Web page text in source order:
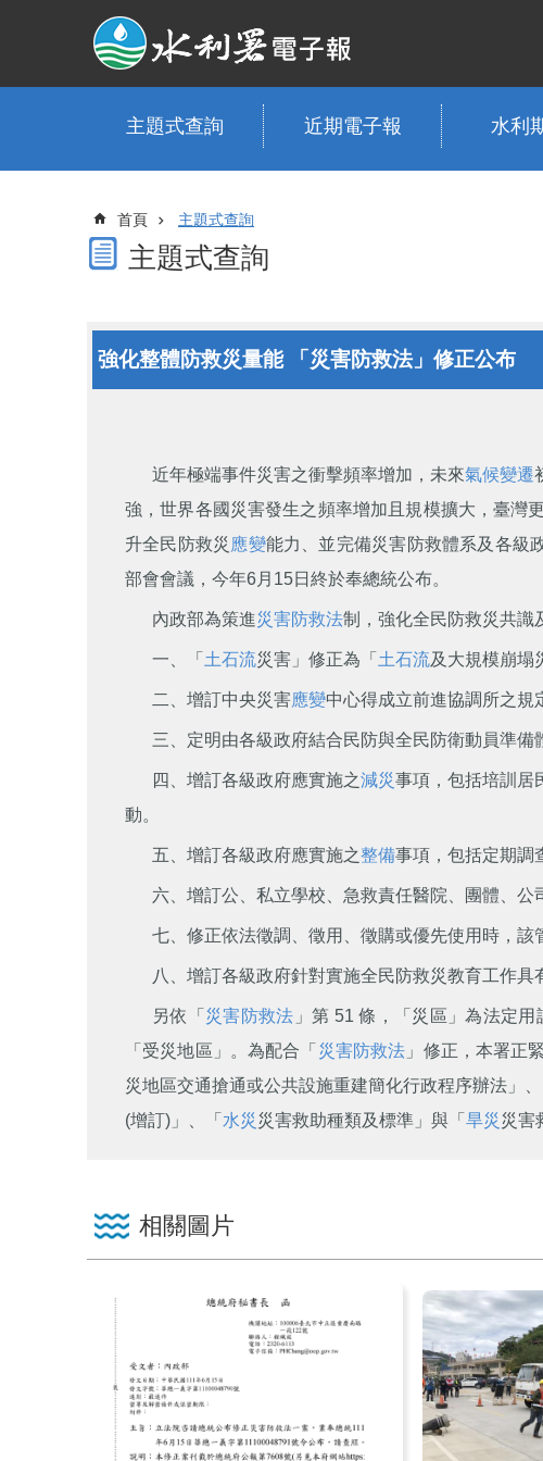
跳到主要內容區塊
主題式查詢 近期電子報 水利
首頁 主題式查詢
主題式查詢
強化整體防救災量能 「災害防救法」修正公布
近年極端事件災害之衝擊頻率增加，未來氣候變遷
強，世界各國災害發生之頻率增加且規模擴大，臺灣
升全民防救災 應變能力、並完備災害防救體系及各級
部會會議，今年6月15日終於奉總統公布。
內政部為策進災害防救法制，強化全民防救災共識
一、「 土石流災害」修正為「 土石流及大規模崩塌
二、增訂中央災害應變中心得成立前進協調所之規
三、定明由各級政府結合民防與全民防衛動員準
四、增訂各級政府應實施之減災事項，包括培訓居
動。
五、增訂各級政府應實施之整備事項，包括定期調
六、增訂公、私立學校、急救責任醫院、團體、
七、修正依法徵調、徵用、徵購或優先使用時，該
八、增訂各級政府針對實施全民防救災教育工作具
另依「 災害防救法 」第 51 條，「災區」為法定
「受災地區」。為配合「 災害防救法 」修正，本署正
災地區交通搶通或公共設施重建簡化行政程序辦法」、
(增訂)」、「 水災 災害救助種類及標準」與「 旱災 災害
相關圖片